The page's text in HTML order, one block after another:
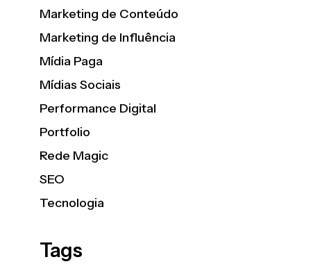
Marketing de Conteúdo
Marketing de Influência
Mídia Paga
Mídias Sociais
Performance Digital
Portfolio
Rede Magic
SEO
Tecnologia
Tags